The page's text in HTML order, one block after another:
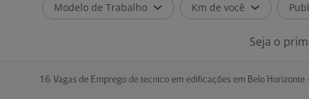
Modelo de Trabalho Km de você
Seja o
16 Vagas de Emprego de tecnico em edificações em Belo Horizonte